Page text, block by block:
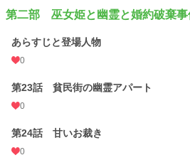
第二部 巫女姫と幽霊と婚約破棄事
あらすじと登場人物
0
第23話 貧民街の幽霊アパート
0
第24話 甘いお裁き
0